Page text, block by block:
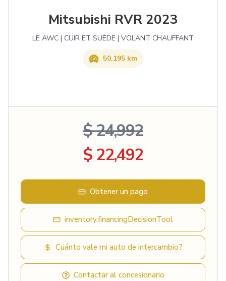
Mitsubishi RVR 2023
LE AWC | CUIR ET SUÈDE | VOLANT CHAUFFANT
50,195 km
$ 24,992
$ 22,492
Obtener un pago
inventory.financingDecisionTool
Cuánto vale mi auto de intercambio?
Contactar al concesionario